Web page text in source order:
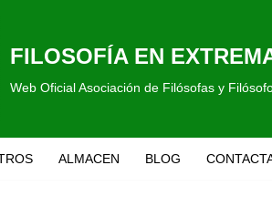
FILOSOFÍA EN
Web Oficial Asociación de Filósofas y
ALMACEN BLOG